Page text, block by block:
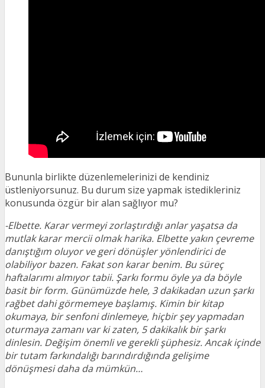
Bununla birlikte düzenlemelerinizi de kendiniz
üstleniyorsunuz. Bu durum size yapmak istedikleriniz
konusunda özgür bir alan sağlıyor mu?
-Elbette. Karar vermeyi zorlaştırdığı anlar yaşatsa da
mutlak karar mercii olmak harika. Elbette yakın çevreme
danıştığım oluyor ve geri dönüşler yönlendirici de
olabiliyor bazen. Fakat son karar benim. Bu süreç
haftalarımı almıyor tabii. Şarkı formu öyle ya da böyle
basit bir form. Günümüzde hele, 3 dakikadan uzun şarkı
rağbet dahi görmemeye başlamış. Kimin bir kitap
okumaya, bir senfoni dinlemeye, hiçbir şey yapmadan
oturmaya zamanı var ki zaten, 5 dakikalık bir şarkı
dinlesin. Değişim önemli ve gerekli şüphesiz. Ancak içinde
bir tutam farkındalığı barındırdığında gelişime
dönüşmesi daha da mümkün…